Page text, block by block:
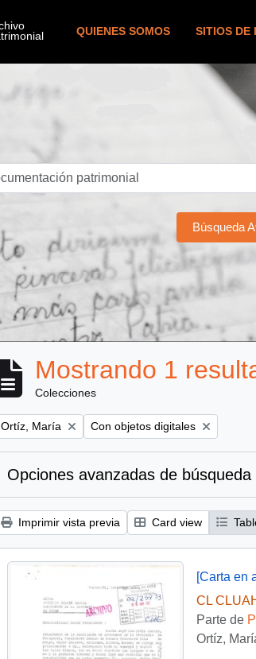
QUIENES SOMOS SITIOS DE
Búsqueda
Mostrando 1
Colecciones
Remove filter:
Ortíz, María Remove filter:
Con objetos digitales
Opciones avanzadas de búsqueda
Imprimir vista previa Card view
[Carta en
CL
Parte de
Ortíz,